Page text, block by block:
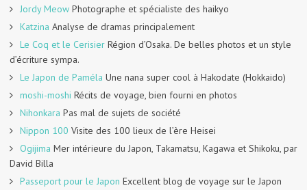
Jordy Meow Photographe et spécialiste des haikyo
Katzina Analyse de dramas principalement
Le Coq et le Cerisier Région d’Osaka. De belles photos et un style
d’écriture sympa.
Le Japon de Paméla Une nana super cool à Hakodate (Hokkaido)
moshi-moshi Récits de voyage, bien fourni en photos
Nihonkara Pas mal de sujets de société
Nippon 100 Visite des 100 lieux de l’ère Heisei
Ogijima Mer intérieure du Japon, Takamatsu, Kagawa et Shikoku, par
David Billa
Passeport pour le Japon Excellent blog de voyage sur le Japon